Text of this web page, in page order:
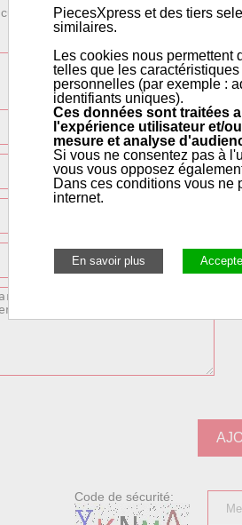
dégraissé et deshydraté. Isolant à
Code de sécurité:
PiecesXpress et des tiers
similaires.
Les cookies nous permettent
telles que les
personnelles (par exemple :
identifiants uniques).
Ces données sont traitées
l'expérience utilisateur et/
mesure et analyse
Si vous ne consentez pas à
vous vous opposez
Dans ces conditions vous ne
internet.